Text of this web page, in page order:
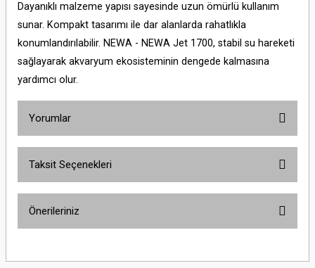
Dayanıklı malzeme yapısı sayesinde uzun ömürlü kullanım
sunar. Kompakt tasarımı ile dar alanlarda rahatlıkla
konumlandırılabilir. NEWA - NEWA Jet 1700, stabil su hareketi
sağlayarak akvaryum ekosisteminin dengede kalmasına
yardımcı olur.
Yorumlar
Taksit Seçenekleri
Önerileriniz
yetersiz gördüğünüz noktaları öneri formunu kullanarak tarafımıza